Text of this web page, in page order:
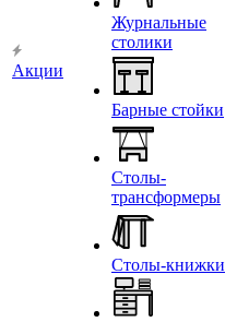
Акции
Журнальные
столики
Барные стойки
Столы-
трансформеры
Столы-книжки